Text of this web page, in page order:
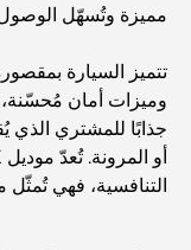
Meets
Competition
المقاهي في
مميزة وتُسهّل الوصول
تتميز السيارة
وميزات أمان مُحسّنة،
جذابًا للمشتري الذي
التنافسية، فهي تُمثّل